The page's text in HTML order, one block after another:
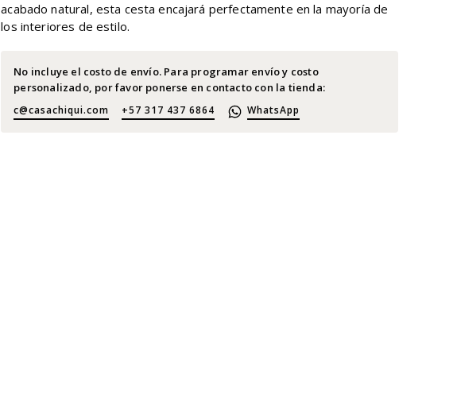
acabado natural, esta cesta encajará perfectamente en la mayoría de
los interiores de estilo.
No incluye el costo de envío. Para programar envío y costo
personalizado, por favor ponerse en contacto con la tienda:
c@casachiqui.com +57 317 437 6864 WhatsApp